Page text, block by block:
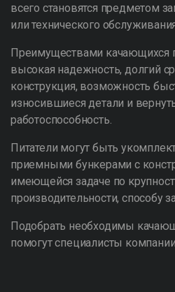
всего становятся предметом
или технического
Преимуществами качающихся
высокая надежность, долгий
конструкция, возможность
износившиеся детали и
работоспособность.
Питатели могут быть
приемными бункерами с
имеющейся задаче по
производительности, способу
Подобрать необходимы
помогут специалисты